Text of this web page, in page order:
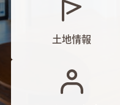
土地情報